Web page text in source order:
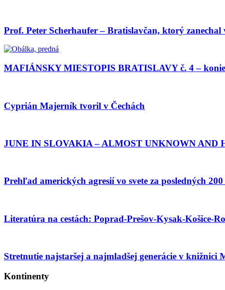
Prof. Peter Scherhaufer – Bratislavčan, ktorý
MAFIÁNSKY MIESTOPIS BRATISLAVY č. 4 –
Cyprián Majerník tvoril v Čechách
JUNE IN SLOVAKIA – ALMOST UNKNOWN AND
Prehľad amerických agresií vo svete za posledných
Literatúra na cestách: Poprad-Prešov-Kysak-Košice-
Stretnutie najstaršej a najmladšej generácie v knižnici
Kontinenty